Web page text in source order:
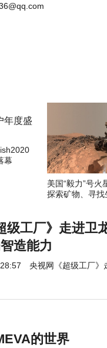
幕
美国“毅力”号火
探索矿物、寻找
级工厂》走进卫
造能力
央视网《超级工厂》
的世界